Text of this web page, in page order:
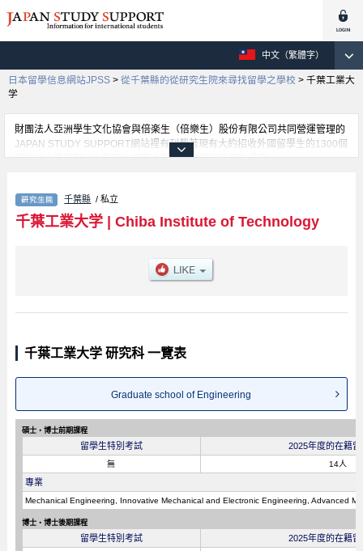
中文（繁體字）
日本留學信息網站JPSS > 從千葉縣的從研究生院來尋找留學之學校 > 千葉工業大
学
財團法人亞洲學生文化協會與倍楽生（倍樂生）股份有限公司共同營運管理的
JAPAN STUDY SUPPORT網站裡有刊載著現有大約招收外國留學生的1300個
學校的大學學部、大學院、短期大學、專門學校的招生訊息。
Graduate school of Social Systems Science、Graduate School of Advanced
Engineering、Graduate School of Creative Engineering等各別研究科的不同
訊息，以及招收名額、合格人數等考試資訊、設施介紹、聯絡方式等對外國留
千葉縣 / 私立
千葉工業大学| Chiba Institute of Technology
千葉工業大学 研究科 一覽表
Graduate school of Engineering
碩士・博士前期課程
留學生特別考試 2025年度的在籍
無 14人
專業
Mechanical Engineering, Innovative Mechanical and Electronic Engineering, Advanced
博士・博士後期課程
留學生特別考試 2025年度的在籍